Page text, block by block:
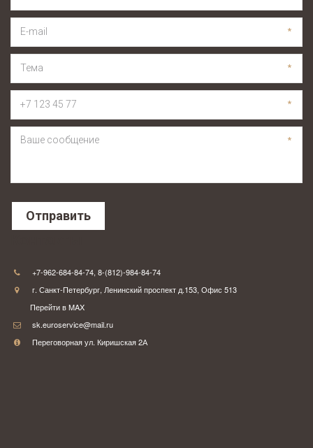
*
*
*
*
Отправить
+7-962-684-84-74, 8-(812)-984-84-74
г. Санкт-Петербург, Ленинский проспект д.153, Офис 513
Перейти в MAX
sk.euroservice@mail.ru
Переговорная ул. Киришская 2А